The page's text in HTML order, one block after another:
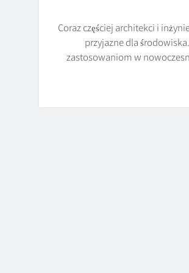
Coraz częściej architekci i
przyjazne dla
zastosowaniom w